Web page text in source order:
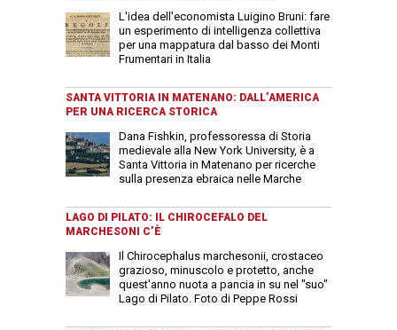
L'idea dell'economista Luigino Bruni: fare
un esperimento di intelligenza collettiva
per una mappatura dal basso dei Monti
Frumentari in Italia
SANTA VITTORIA IN MATENANO: DALL’AMERICA
PER UNA RICERCA STORICA
Dana Fishkin, professoressa di Storia
medievale alla New York University, è a
Santa Vittoria in Matenano per ricerche
sulla presenza ebraica nelle Marche
LAGO DI PILATO: IL CHIROCEFALO DEL
MARCHESONI C’È
Il Chirocephalus marchesonii, crostaceo
grazioso, minuscolo e protetto, anche
quest'anno nuota a pancia in su nel "suo"
Lago di Pilato. Foto di Peppe Rossi